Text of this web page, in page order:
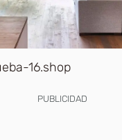
16.shop
PUBLICIDAD